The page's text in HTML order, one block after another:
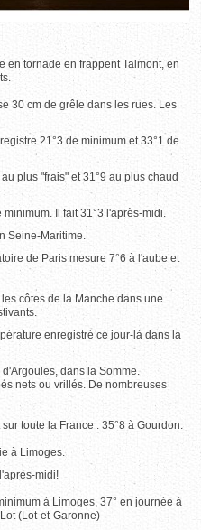
en tornade en frappent Talmont, en
30 cm de grêle dans les rues. Les
21°3 de minimum et 33°1 de
plus "frais" et 31°9 au plus chaud
Il fait 31°3 l'après-midi.
Seine-Maritime.
de Paris mesure 7°6 à l'aube et
côtes de la Manche dans une
enregistré ce jour-là dans la
dans la Somme.
nets ou vrillés. De nombreuses
toute la France : 35°8 à Gourdon.
à Limoges.
midi!
à Limoges, 37° en journée à
(Lot-et-Garonne)